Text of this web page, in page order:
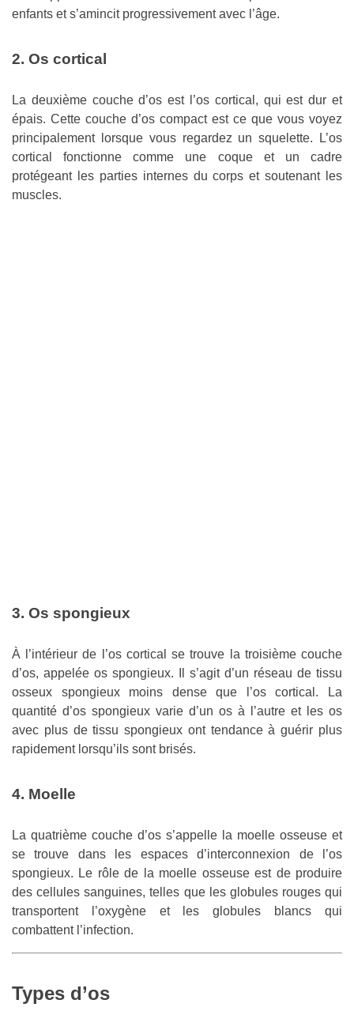
enfants et s’amincit progressivement avec l’âge.
2. Os cortical
La deuxième couche d’os est l’os cortical, qui est dur et
épais. Cette couche d’os compact est ce que vous voyez
principalement lorsque vous regardez un squelette. L’os
cortical fonctionne comme une coque et un cadre
protégeant les parties internes du corps et soutenant les
muscles.
3. Os spongieux
À l’intérieur de l’os cortical se trouve la troisième couche
d’os, appelée os spongieux. Il s’agit d’un réseau de tissu
osseux spongieux moins dense que l’os cortical. La
quantité d’os spongieux varie d’un os à l’autre et les os
avec plus de tissu spongieux ont tendance à guérir plus
rapidement lorsqu’ils sont brisés.
4. Moelle
La quatrième couche d’os s’appelle la moelle osseuse et
se trouve dans les espaces d’interconnexion de l’os
spongieux. Le rôle de la moelle osseuse est de produire
des cellules sanguines, telles que les globules rouges qui
transportent l’oxygène et les globules blancs qui
combattent l’infection.
Types d’os